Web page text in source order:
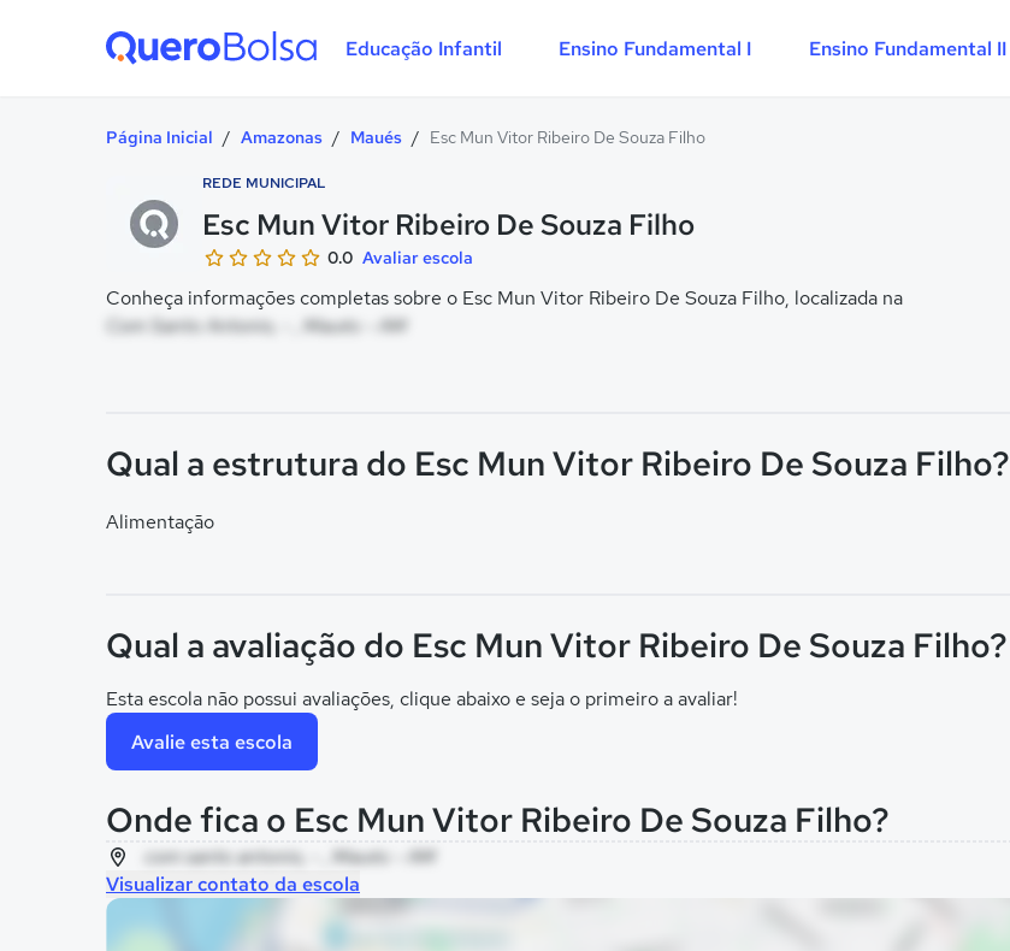
Educação Infantil Ensino Fundamental I Ensino Fundamental II
Página Inicial / Amazonas / Maués / Esc Mun Vitor Ribeiro De Souza Filho
REDE MUNICIPAL
Esc Mun Vitor Ribeiro De Souza Filho
0.0 Avaliar escola
Conheça informações completas sobre o Esc Mun Vitor Ribeiro De Souza Filho, localizada na
Com Santo Antonio, - , Maués - AM
Qual a estrutura do Esc Mun Vitor Ribeiro De Souza Filho?
Alimentação
Qual a avaliação do Esc Mun Vitor Ribeiro De Souza Filho?
Esta escola não possui avaliações, clique abaixo e seja o primeiro a avaliar!
Avalie esta escola
Onde fica o Esc Mun Vitor Ribeiro De Souza Filho?
com santo antonio, - , Maués - AM
Visualizar contato da escola